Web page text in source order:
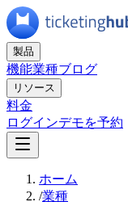
製品
機能業種ブログ
リソース
料金
ログインデモを予約
ホーム
/業種